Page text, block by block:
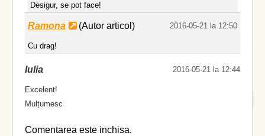
Desigur, se pot face!
Ramona (Autor articol) 2016-05-21 la 12:50
Cu drag!
Iulia 2016-05-21 la 12:44
Excelent!
Mulțumesc
Comentarea este inchisa.